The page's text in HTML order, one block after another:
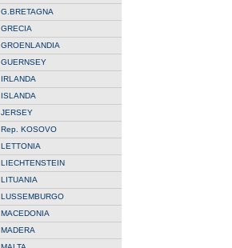
G.BRETAGNA
GRECIA
GROENLANDIA
GUERNSEY
IRLANDA
ISLANDA
JERSEY
Rep. KOSOVO
LETTONIA
LIECHTENSTEIN
LITUANIA
LUSSEMBURGO
MACEDONIA
MADERA